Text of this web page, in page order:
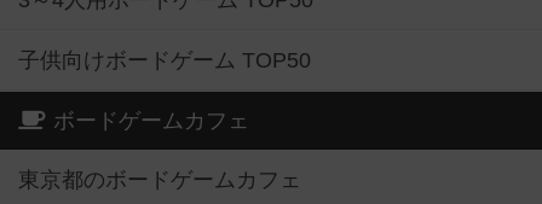
子供向けボードゲーム TOP50
ボードゲームカフェ
東京都のボードゲームカフェ